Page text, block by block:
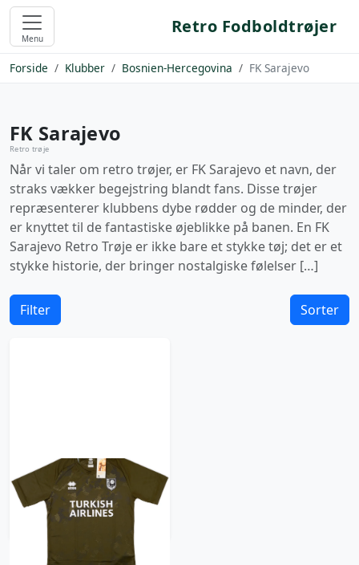
Menu
Retro Fodboldtrøjer
Forside Klubber Bosnien-Hercegovina FK Sarajevo
FK Sarajevo
Retro trøje
Når vi taler om retro trøjer, er FK Sarajevo et navn, der
straks vækker begejstring blandt fans. Disse trøjer
repræsenterer klubbens dybe rødder og de minder, der
er knyttet til de fantastiske øjeblikke på banen. En FK
Sarajevo Retro Trøje er ikke bare et stykke tøj; det er et
stykke historie, der bringer nostalgiske følelser […]
Filter Sorter
2021-22 Sarajevo
Third Shirt (L)
626 kr / £71.99